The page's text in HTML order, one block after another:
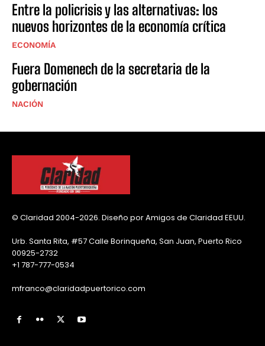
Entre la policrisis y las alternativas: los
nuevos horizontes de la economía crítica
ECONOMÍA
Fuera Domenech de la secretaria de la
gobernación
NACIÓN
© Claridad 2004-2026. Diseño por Amigos de Claridad EEUU.
Urb. Santa Rita, #57 Calle Borinqueña, San Juan, Puerto Rico
00925-2732
+1 787-777-0534
mfranco@claridadpuertorico.com